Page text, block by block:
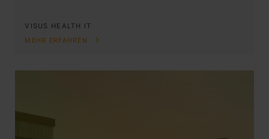
VISUS HEALTH IT
MEHR ERFAHREN